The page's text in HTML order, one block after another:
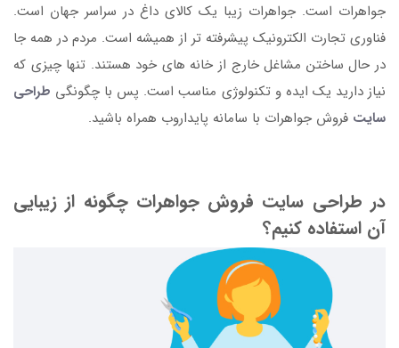
جواهرات است. جواهرات زیبا یک کالای داغ در سراسر جهان است.
فناوری تجارت الکترونیک پیشرفته تر از همیشه است. مردم در همه جا
در حال ساختن مشاغل خارج از خانه های خود هستند. تنها چیزی که
نیاز دارید یک ایده و تکنولوژی مناسب است. پس با چگونگی طراحی
سایت فروش جواهرات با سامانه پایداروب همراه باشید.
در طراحی سایت فروش جواهرات چگونه از زیبایی
آن استفاده کنیم؟